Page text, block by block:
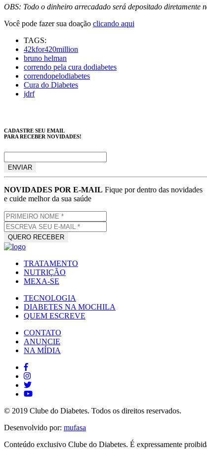
OBS: Todo o dinheiro arrecadado será depositado diretamente
Você pode fazer sua doação clicando aqui
TAGS:
42kfor420million
bruno helman
correndo pela cura dodiabetes
correndopelodiabetes
Cura do Diabetes
jdrf
CADASTRE SEU EMAIL
PARA RECEBER NOVIDADES!
NOVIDADES POR E-MAIL Fique por dentro das novidades
e cuide melhor da sua saúde
TRATAMENTO
NUTRIÇÃO
MEXA-SE
TECNOLOGIA
DIABETES NA MOCHILA
QUEM ESCREVE
CONTATO
ANUNCIE
NA MÍDIA
© 2019 Clube do Diabetes. Todos os direitos reservados.
Desenvolvido por: mufasa
Conteúdo exclusivo Clube do Diabetes. É expressamente